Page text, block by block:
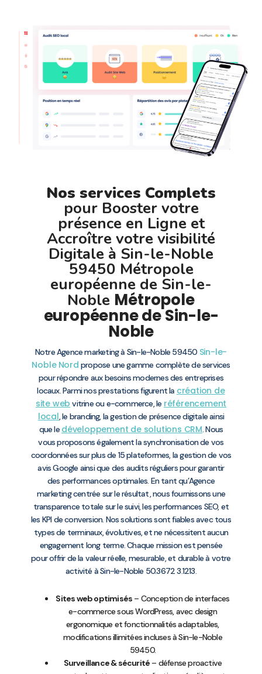
Nos services Complets
pour Booster votre
présence en Ligne et
Accroître votre visibilité
Digitale à Sin-le-Noble
59450 Métropole
européenne de Sin-le-
Noble Métropole
européenne de Sin-le-
Noble
Notre Agence marketing à Sin-le-Noble 59450 Sin-le-
Noble Nord propose une gamme complète de services
pour répondre aux besoins modernes des entreprises
locaux. Parmi nos prestations figurent la création de
site web vitrine ou e-commerce, le référencement
local, le branding, la gestion de présence digitale ainsi
que le développement de solutions CRM. Nous
vous proposons également la synchronisation de vos
coordonnées sur plus de 15 plateformes, la gestion de vos
avis Google ainsi que des audits réguliers pour garantir
des performances optimales. En tant qu’Agence
marketing centrée sur le résultat, nous fournissons une
transparence totale sur le suivi, les performances SEO, et
les KPI de conversion. Nos solutions sont fiables avec tous
types de terminaux, évolutives, et ne nécessitent aucun
engagement long terme. Chaque mission est pensée
pour offrir de la valeur réelle, mesurable, et durable à votre
activité à Sin-le-Noble 50.3672 3.1213.
Sites web optimisés – Conception de interfaces
e-commerce sous WordPress, avec design
ergonomique et fonctionnalités adaptables,
modifications illimitées incluses à Sin-le-Noble
59450.
Surveillance & sécurité – défense proactive